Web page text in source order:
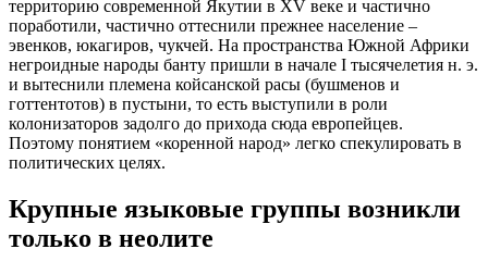
территорию современной Якутии в XV веке и частично
поработили, частично оттеснили прежнее население –
эвенков, юкагиров, чукчей. На пространства Южной Африки
негроидные народы банту пришли в начале I тысячелетия н. э.
и вытеснили племена койсанской расы (бушменов и
готтентотов) в пустыни, то есть выступили в роли
колонизаторов задолго до прихода сюда европейцев.
Поэтому понятием «коренной народ» легко спекулировать в
политических целях.
Крупные языковые группы возникли
только в неолите